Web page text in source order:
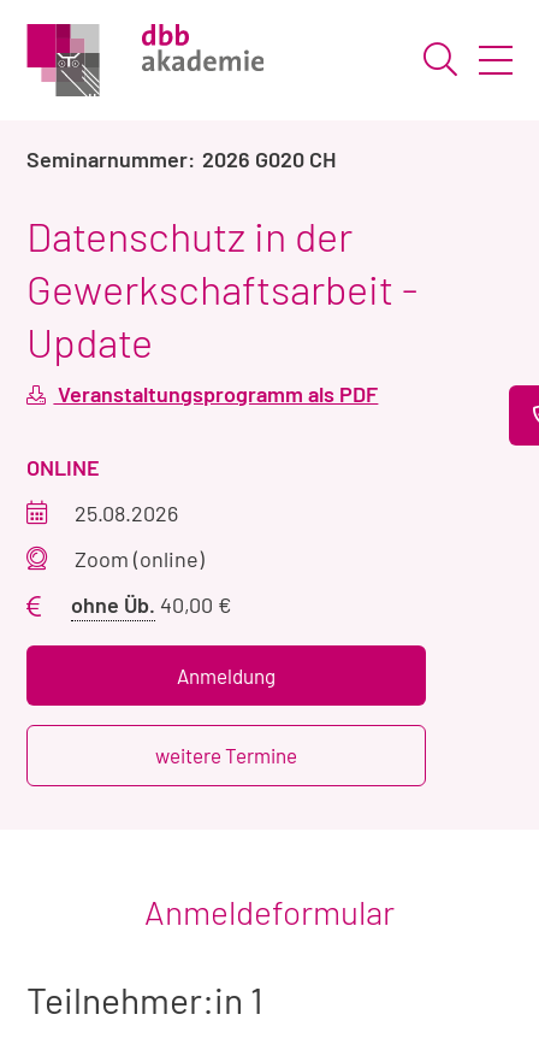
Suche
2026 G020 CH
Datenschutz in der
Gewerkschaftsarbeit -
Update
Veranstaltungsprogramm als PDF
VERANSTALTUNGSART
ONLINE
Veranstaltungszeitraum
25.08.2026
Veranstaltungsort
Zoom (online)
ohne Üb. Preis
Übernachtung
40,00 €
Anmeldung
weitere Termine
Anmeldeformular
Teilnehmer:in 1